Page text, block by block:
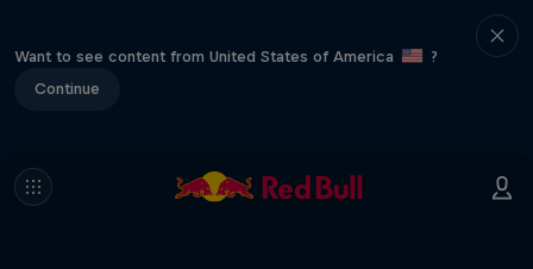
Want to see content from United States of America
?
Continue